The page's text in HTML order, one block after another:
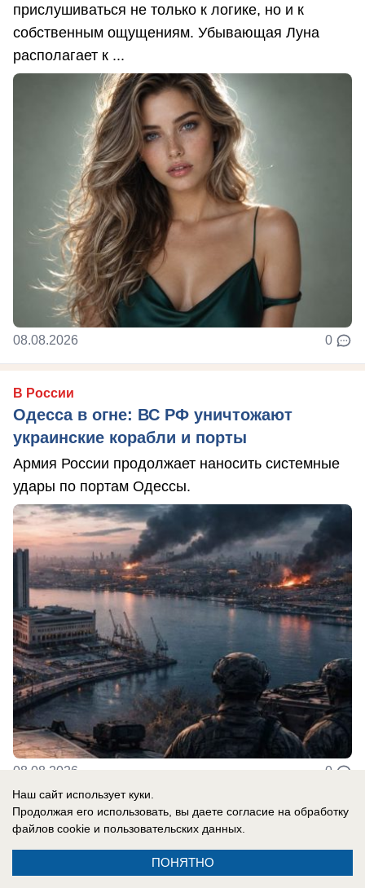
прислушиваться не только к логике, но и к
собственным ощущениям. Убывающая Луна
располагает к ...
08.08.2026 0
В России
Одесса в огне: ВС РФ уничтожают
украинские корабли и порты
Армия России продолжает наносить системные
удары по портам Одессы.
08.08.2026 0
Наш сайт использует куки.
Продолжая его использовать, вы даете согласие на обработку
файлов cookie и пользовательских данных.
ПОНЯТНО